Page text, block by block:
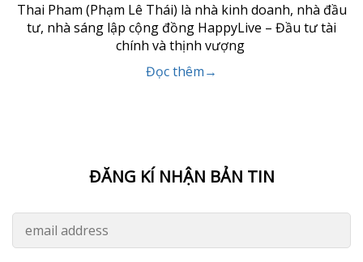
Thai Pham (Phạm Lê Thái) là nhà kinh doanh, nhà đầu
tư, nhà sáng lập cộng đồng HappyLive – Đầu tư tài
chính và thịnh vượng
Đọc thêm→
ĐĂNG KÍ NHẬN BẢN TIN